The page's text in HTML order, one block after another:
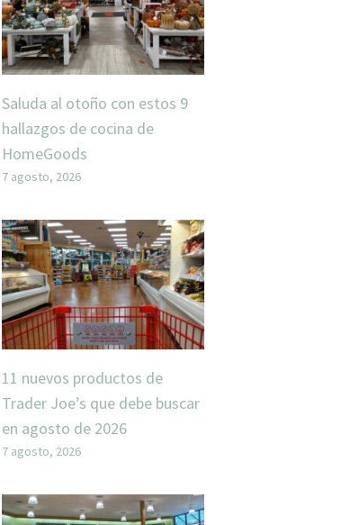
Saluda al otoño con estos 9
hallazgos de cocina de
HomeGoods
7 agosto, 2026
11 nuevos productos de
Trader Joe’s que debe buscar
en agosto de 2026
7 agosto, 2026